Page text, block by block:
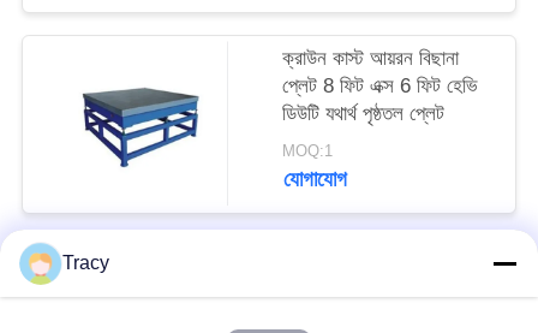
ক্রাউন কাস্ট আয়রন বিছানা
প্লেট 8 ফিট এক্স 6 ফিট হেভি
ডিউটি ​​যথার্থ পৃষ্ঠতল প্লেট
MOQ:1
যোগাযোগ
Tracy